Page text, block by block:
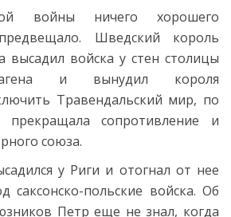
войны ничего хорошего
Шведский король
высадил войска у стен столицы
и вынудил короля
Травендальский мир, по
прекращала сопротивление и
союза.
у Риги и отогнал от нее
саксонско-польские войска. Об
Петр еще не знал, когда